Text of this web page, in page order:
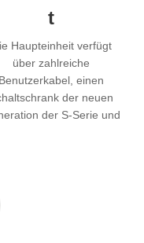
t
Haupteinheit verfügt
über zahlreiche
Benutzerkabel, einen
der neuen
der S-Serie und